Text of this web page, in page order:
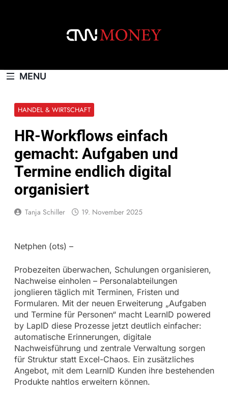
MENU
HANDEL & WIRTSCHAFT
HR-Workflows einfach
gemacht: Aufgaben und
Termine endlich digital
organisiert
Tanja Schiller 19. November 2025
Netphen (ots) –
Probezeiten überwachen, Schulungen organisieren,
Nachweise einholen – Personalabteilungen
jonglieren täglich mit Terminen, Fristen und
Formularen. Mit der neuen Erweiterung „Aufgaben
und Termine für Personen“ macht LearnID powered
by LapID diese Prozesse jetzt deutlich einfacher:
automatische Erinnerungen, digitale
Nachweisführung und zentrale Verwaltung sorgen
für Struktur statt Excel-Chaos. Ein zusätzliches
Angebot, mit dem LearnID Kunden ihre bestehenden
Produkte nahtlos erweitern können.